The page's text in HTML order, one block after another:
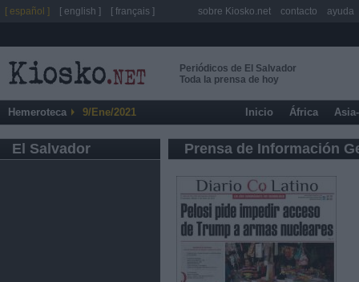
Periódicos de El Salvador
Toda la prensa de hoy
Hemeroteca 9/Ene/2021 Inicio África
El Salvador Prensa de Información
[ español ] [ english ] [ français ] sobre Kiosko.net contacto ayuda